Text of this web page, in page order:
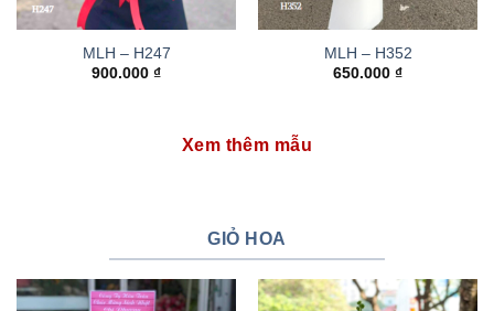
MLH – H247
900.000 ₫
MLH – H352
650.000 ₫
Xem thêm mẫu
GIỎ HOA